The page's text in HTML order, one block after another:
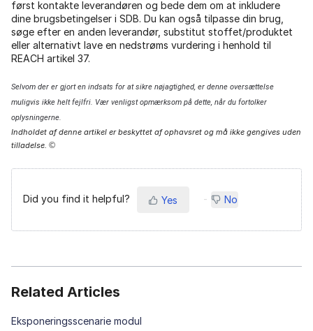
først kontakte leverandøren og bede dem om at inkludere
dine brugsbetingelser i SDB. Du kan også tilpasse din brug,
søge efter en anden leverandør, substitut stoffet/produktet
eller alternativt lave en nedstrøms vurdering i henhold til
REACH artikel 37.
Selvom der er gjort en indsats for at sikre nøjagtighed, er denne oversættelse
muligvis ikke helt fejlfri. Vær venligst opmærksom på dette, når du fortolker
oplysningerne.
Indholdet af denne artikel er beskyttet af ophavsret og må ikke gengives uden
tilladelse. ©
Did you find it helpful? Yes No
Related Articles
Eksponeringsscenarie modul